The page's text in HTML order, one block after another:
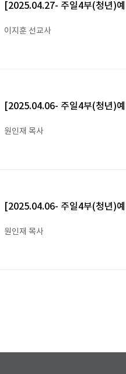
[2025.04.27- 주일4부(청년)
이지훈 선교사
[2025.04.06- 주일4부(청년)
원인재 목사
[2025.04.06- 주일4부(청년)
원인재 목사